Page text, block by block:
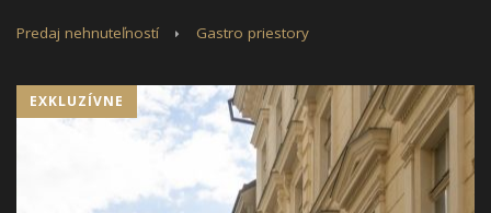
Predaj nehnuteľností Gastro priestory
EXKLUZÍVNE